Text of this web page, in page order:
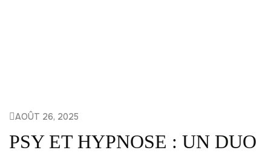
AOÛT 26, 2025
PSY ET HYPNOSE : UN DUO